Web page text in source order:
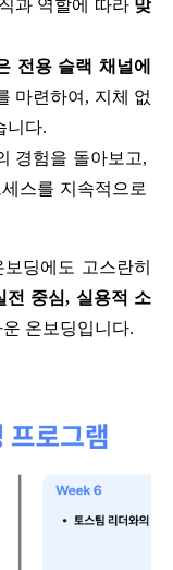
과 역할에 따라 맞
전용 슬랙 채널에
마련하여, 지체 없
니다.
경험을 돌아보고,
스를 지속적으로
딩에도 고스란히
전 중심, 실용적 소
온보딩입니다.